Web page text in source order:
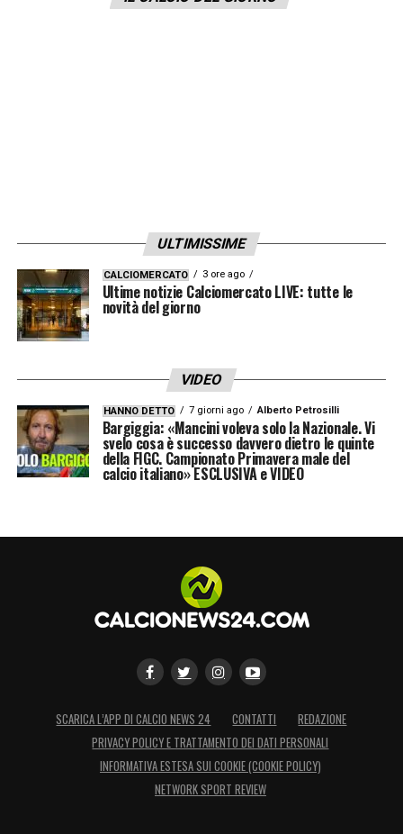
ULTIMISSIME
CALCIOMERCATO 3 ore ago
Ultime notizie Calciomercato LIVE: tutte le
novità del giorno
VIDEO
HANNO DETTO 7 giorni ago Alberto Petrosilli
Bargiggia: «Mancini voleva solo la Nazionale. Vi
svelo cosa è successo davvero dietro le quinte
della FIGC. Campionato Primavera male del
calcio italiano» ESCLUSIVA e VIDEO
SCARICA L’APP DI CALCIO NEWS 24 CONTATTI
REDAZIONE
PRIVACY POLICY E TRATTAMENTO DEI DATI PERSONALI
INFORMATIVA ESTESA SUI COOKIE (COOKIE POLICY)
NETWORK SPORT REVIEW